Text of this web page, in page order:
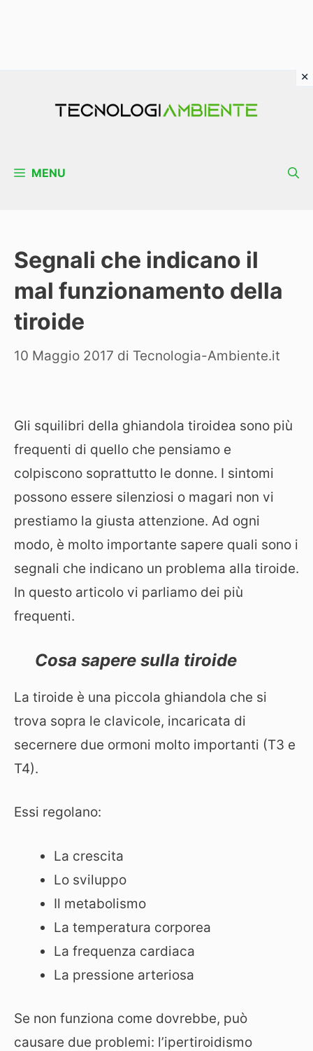
MENU
Segnali che indicano il
mal funzionamento della
tiroide
10 Maggio 2017 di Tecnologia-Ambiente.it
Gli squilibri della ghiandola tiroidea sono più
frequenti di quello che pensiamo e
colpiscono soprattutto le donne. I sintomi
possono essere silenziosi o magari non vi
prestiamo la giusta attenzione. Ad ogni
modo, è molto importante sapere quali sono i
segnali che indicano un problema alla tiroide.
In questo articolo vi parliamo dei più
frequenti.
Cosa sapere sulla tiroide
La tiroide è una piccola ghiandola che si
trova sopra le clavicole, incaricata di
secernere due ormoni molto importanti (T3 e
T4).
Essi regolano:
La crescita
Lo sviluppo
Il metabolismo
La temperatura corporea
La frequenza cardiaca
La pressione arteriosa
Se non funziona come dovrebbe, può
causare due problemi: l’ipertiroidismo